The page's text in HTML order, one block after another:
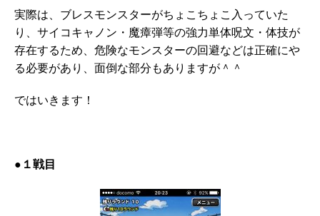
実際は、ブレスモンスターがちょこちょこ入っていた
り、サイコキャノン・魔瘴弾等の強力単体呪文・体技が
存在するため、危険なモンスターの回避などは正確にや
る必要があり、面倒な部分もありますが＾＾
ではいきます！
●１戦目